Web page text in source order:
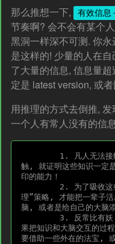
那么推想一下,
有效信息
节奏啊? 会不会有某个
黑洞一样深不可测. 你
是这样的! 少量的人在自
了大量的信息, 信息量
定是 latest version, 或
用推理的方式去倒推,
一个人有常人没有的信
触, 就证明这些知识一定
印的能力！
理”策略, 才能把一辈子
脑, 或者是给自己的大脑
果把知识和大脑交互的
要借助一些外在的法宝,